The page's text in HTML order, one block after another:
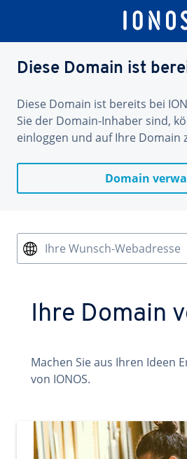
Diese Domain ist
Diese Domain ist bereits bei
Sie der Domain-Inhaber sind,
einloggen und auf Ihre Domain
Domain
Ihre Wunsch-Webadresse
Ihre Domain
Machen Sie aus Ihren Ideen
von IONOS.